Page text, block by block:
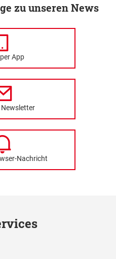
zu unseren News
App
Newsletter
Nachricht